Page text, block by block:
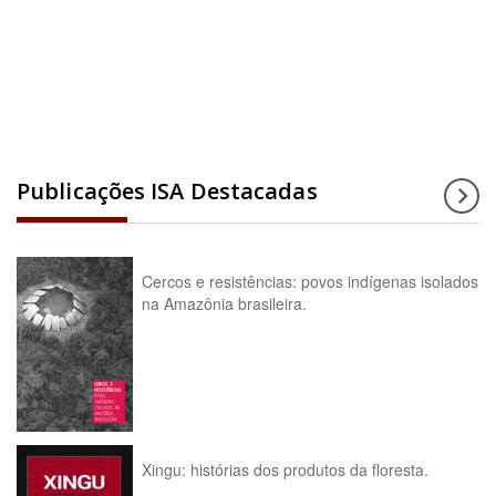
Publicações ISA Destacadas
Cercos e resistências: povos indígenas isolados
na Amazônia brasileira.
Xingu: histórias dos produtos da floresta.